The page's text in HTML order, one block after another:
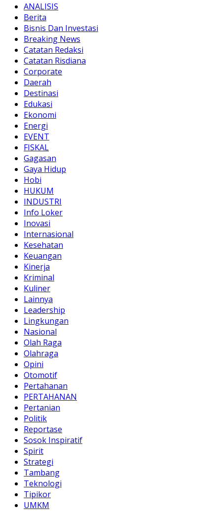
ANALISIS
Berita
Bisnis Dan Investasi
Breaking News
Catatan Redaksi
Catatan Risdiana
Corporate
Daerah
Destinasi
Edukasi
Ekonomi
Energi
EVENT
FISKAL
Gagasan
Gaya Hidup
Hobi
HUKUM
INDUSTRI
Info Loker
Inovasi
Internasional
Kesehatan
Keuangan
Kinerja
Kriminal
Kuliner
Lainnya
Leadership
Lingkungan
Nasional
Olah Raga
Olahraga
Opini
Otomotif
Pertahanan
PERTAHANAN
Pertanian
Politik
Reportase
Sosok Inspiratif
Spirit
Strategi
Tambang
Teknologi
Tipikor
UMKM